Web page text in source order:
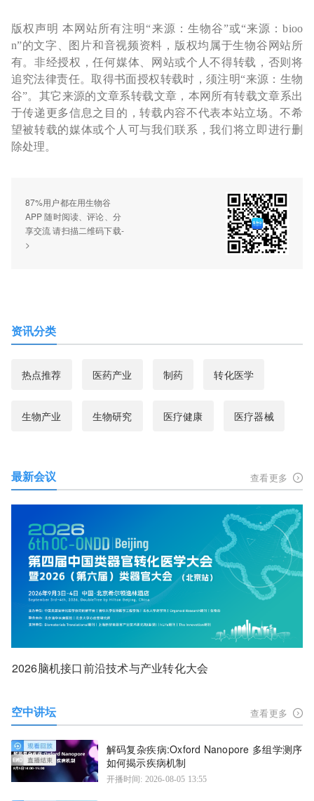
版权声明 本网站所有注明“来源：生物谷”或“来源：bioo
n”的文字、图片和音视频资料，版权均属于生物谷网站所
有。非经授权，任何媒体、网站或个人不得转载，否则将
追究法律责任。取得书面授权转载时，须注明“来源：生物
谷”。其它来源的文章系转载文章，本网所有转载文章系出
于传递更多信息之目的，转载内容不代表本站立场。不希
望被转载的媒体或个人可与我们联系，我们将立即进行删
除处理。
87%用户都在用生物谷
APP 随时阅读、评论、分
享交流 请扫描二维码下载-
>
资讯分类
热点推荐 医药产业 制药 转化医学
生物产业 生物研究 医疗健康 医疗器械
最新会议 查看更多
2026脑机接口前沿技术与产业转化大会
空中讲坛 查看更多
解码复杂疾病:Oxford Nanopore 多组学测序
如何揭示疾病机制
开播时间: 2026-08-05 13:55